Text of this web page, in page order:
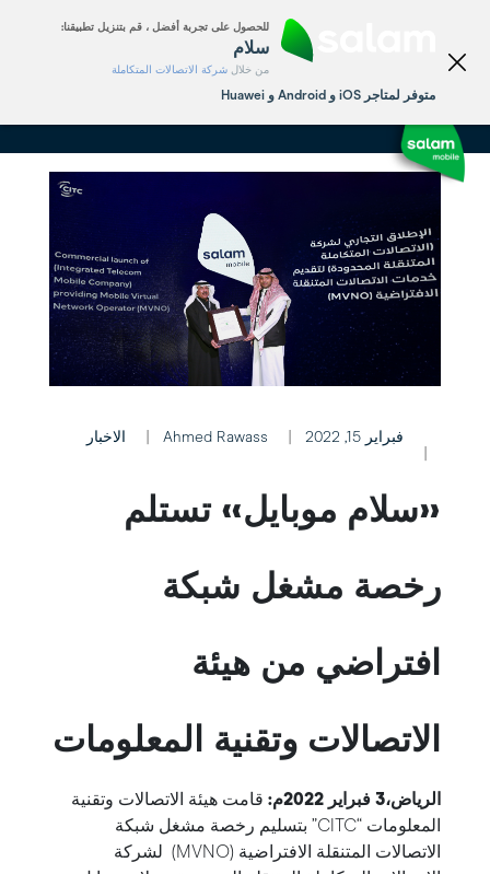
للحصول على تجربة أفضل ، قم بتنزيل تطبيقنا:
سلام
من خلال شركة الاتصالات المتكاملة
متوفر لمتاجر iOS و Android و Huawei
الأعمال English
فبراير 15, 2022 Ahmed Rawass الاخبار
«سلام موبايل» تستلم
رخصة مشغل شبكة
افتراضي من هيئة
الاتصالات وتقنية المعلومات
الرياض،3 فبراير 2022م:
قامت هيئة الاتصالات وتقنية
المعلومات “CITC” بتسليم رخصة مشغل شبكة
الاتصالات المتنقلة الافتراضية (MVNO) لشركة